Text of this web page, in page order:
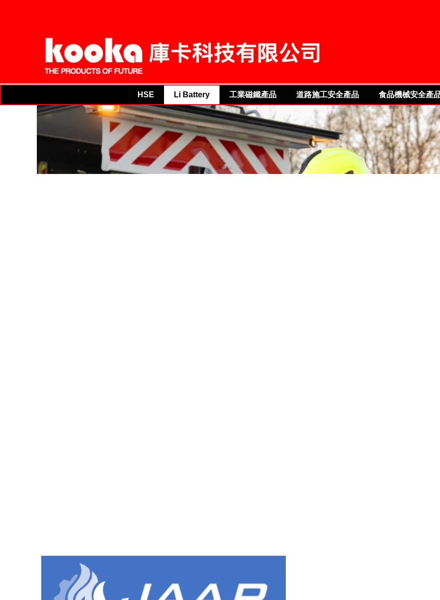
THE PRODUCTS OF FUTURE
THE PRODUCTS OF FUTURE
HSE Li Battery 工業磁鐵產品 道路施工安全產品 食品機械安全產